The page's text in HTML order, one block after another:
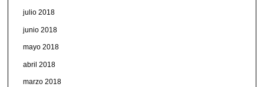
julio 2018
junio 2018
mayo 2018
abril 2018
marzo 2018